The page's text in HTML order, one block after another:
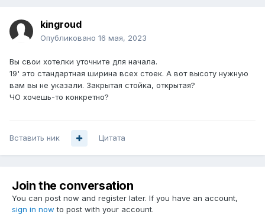
kingroud
Опубликовано 16 мая, 2023
Вы свои хотелки уточните для начала.
19' это стандартная ширина всех стоек. А вот высоту нужную
вам вы не указали. Закрытая стойка, открытая?
ЧО хочешь-то конкретно?
Вставить ник Цитата
Join the conversation
You can post now and register later. If you have an account,
sign in now to post with your account.